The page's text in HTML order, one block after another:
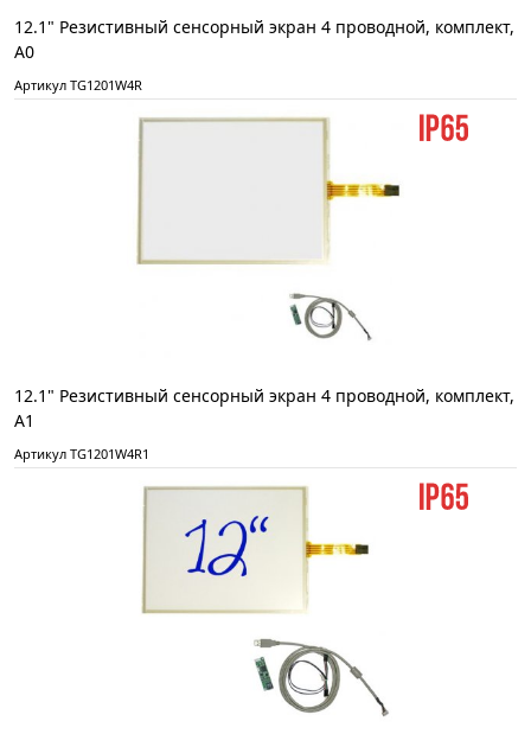
12.1" Резистивный сенсорный экран 4 проводной, комплект,
А0
Артикул TG1201W4R
12.1" Резистивный сенсорный экран 4 проводной, комплект,
А1
Артикул TG1201W4R1